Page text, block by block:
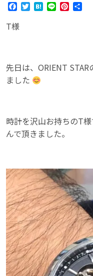
Facebook
TwitterHatena
Line
T様
先日は、ORIENT
ました
時計を沢山お持ちのT
んで頂きました。